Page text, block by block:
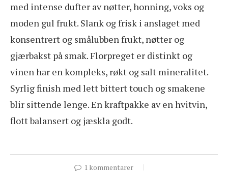
med intense dufter av nøtter, honning, voks og
moden gul frukt. Slank og frisk i anslaget med
konsentrert og smålubben frukt, nøtter og
gjærbakst på smak. Florpreget er distinkt og
vinen har en kompleks, røkt og salt mineralitet.
Syrlig finish med lett bittert touch og smakene
blir sittende lenge. En kraftpakke av en hvitvin,
flott balansert og jæskla godt.
1 kommentarer